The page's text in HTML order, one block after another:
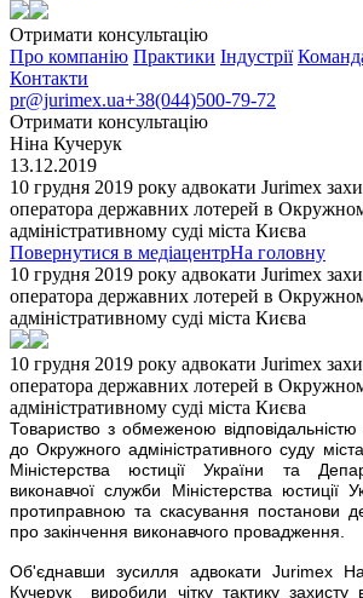
Отримати консультацію
Про компанію Практики Індустрії
Контакти
pr@jurimex.ua+38(044)500-79-72
Отримати консультацію
Ніна Кучерук
13.12.2019
10 грудня 2019 року адвокати Jurimex
оператора державних лотерей в
адміністративному суді міста Києва
Повернутися в медіацентрНа головну
10 грудня 2019 року адвокати Jurimex
оператора державних лотерей в
адміністративному суді міста Києва
10 грудня 2019 року адвокати Jurimex
оператора державних лотерей в
адміністративному суді міста Києва
Товариство з обмеженою
до Окружного адміністративного суду
Міністерства юстиції України та
виконавчої служби Міністерства юстиції
протиправною та скасування постанови
про закінчення виконавчого провадження.
Об'єднавши зусилля адвокати Jurimex
Кучерук виробили чітку тактику захисту